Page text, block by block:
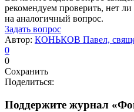
рекомендуем проверить, нет
на аналогичный вопрос.
Задать вопрос
Автор: КОНЬКОВ Павел,
0
0
Сохранить
Поделиться:
Поддержите журнал